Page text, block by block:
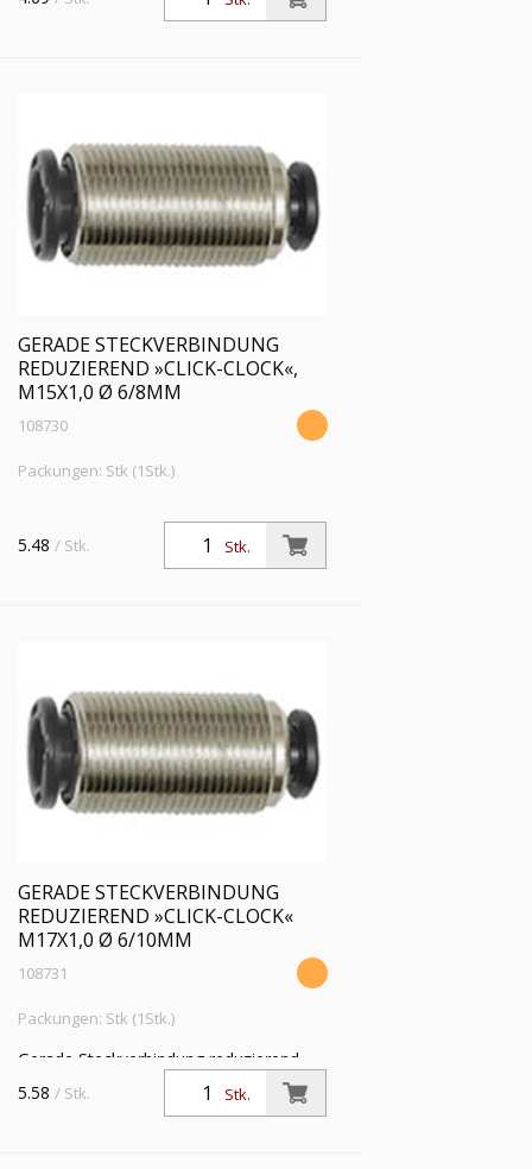
Ø 4/8 mm, Arbeitsdruck max. 16 bar,
GERADE STECKVERBINDUNG
REDUZIEREND »CLICK-CLOCK«,
M15X1,0 Ø 6/8MM
108730
Packungen: Stk (1Stk.)
Stk.
5.48 / Stk.
GERADE STECKVERBINDUNG
REDUZIEREND »CLICK-CLOCK«
M17X1,0 Ø 6/10MM
108731
Packungen: Stk (1Stk.)
Gerade Steckverbindung reduzierend
»click-clock«, M17x1,0, für Schl.-Außen-
Ø 6/10 mm, Arbeitsdruck max. 16 bar,
Stk.
5.58 / Stk.